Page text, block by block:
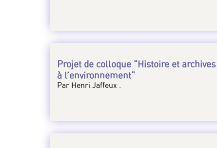
Projet de colloque "Histoire et
à l’environnement"
Par Henri Jaffeux .